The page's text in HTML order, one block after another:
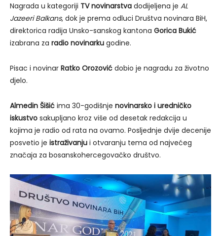
Nagrada u kategoriji TV novinarstva dodijeljena je AL
Jazeeri Balkans, dok je prema odluci Društva novinara BiH,
direktorica radija Unsko-sanskog kantona Gorica Bukić
izabrana za radio novinarku godine.
Pisac i novinar Ratko Orozović dobio je nagradu za životno
djelo.
Almedin Šišić ima 30-godišnje novinarsko i uredničko
iskustvo sakupljano kroz više od desetak redakcija u
kojima je radio od rata na ovamo. Posljednje dvije decenije
posvetio je istraživanju i otvaranju tema od najvećeg
značaja za bosanskohercegovačko društvo.